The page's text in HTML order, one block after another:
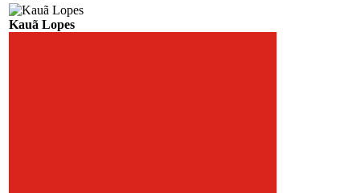
Kauã Lopes